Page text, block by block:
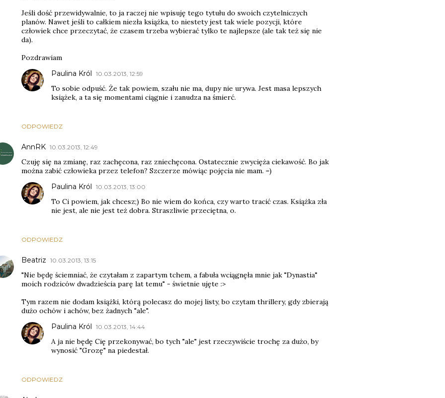
Jeśli dość przewidywalnie, to ja raczej nie wpisuję tego tytułu do swoich czytelniczych
planów. Nawet jeśli to całkiem niezła książka, to niestety jest tak wiele pozycji, które
człowiek chce przeczytać, że czasem trzeba wybierać tylko te najlepsze (ale tak też się nie
da).
Pozdrawiam
ODPOWIEDZ
Paulina Król 10.03.2013, 12:59
To sobie odpuść. Że tak powiem, szału nie ma, dupy nie urywa. Jest masa lepszych
książek, a ta się momentami ciągnie i zanudza na śmierć.
AnnRK 10.03.2013, 12:49
Czuję się na zmianę, raz zachęcona, raz zniechęcona. Ostatecznie zwycięża ciekawość. Bo jak
można zabić człowieka przez telefon? Szczerze mówiąc pojęcia nie mam. =)
ODPOWIEDZ
Paulina Król 10.03.2013, 13:00
To Ci powiem, jak chcesz;) Bo nie wiem do końca, czy warto tracić czas. Książka zła
nie jest, ale nie jest też dobra. Straszliwie przeciętna, o.
Beatriz 10.03.2013, 13:15
"Nie będę ściemniać, że czytałam z zapartym tchem, a fabuła wciągnęła mnie jak "Dynastia"
moich rodziców dwadzieścia parę lat temu" - świetnie ujęte :>
Tym razem nie dodam książki, którą polecasz do mojej listy, bo czytam thrillery, gdy zbierają
dużo ochów i achów, bez żadnych "ale".
ODPOWIEDZ
Paulina Król 10.03.2013, 14:44
A ja nie będę Cię przekonywać, bo tych "ale" jest rzeczywiście trochę za dużo, by
wynosić "Grozę" na piedestał.